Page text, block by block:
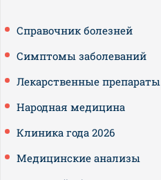
Справочник болезней
Симптомы заболеваний
Лекарственные препараты
Народная медицина
Клиника года 2026
Медицинские анализы